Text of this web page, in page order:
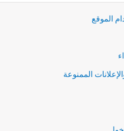
الموقع
الممنوعة